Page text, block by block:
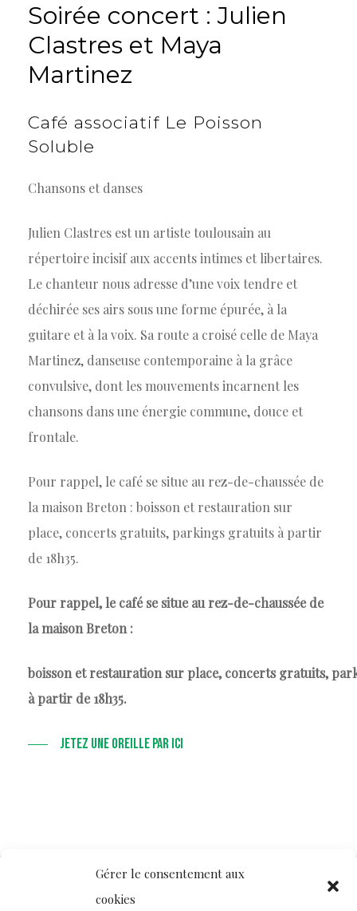
Gérer le consentement aux
cookies
Soirée concert : Julien
Clastres et Maya
Martinez
Café associatif Le Poisson
Soluble
Chansons et danses
Julien Clastres est un artiste toulousain au
répertoire incisif aux accents intimes et libertaires.
Le chanteur nous adresse d’une voix tendre et
déchirée ses airs sous une forme épurée, à la
guitare et à la voix. Sa route a croisé celle de Maya
Martinez, danseuse contemporaine à la grâce
convulsive, dont les mouvements incarnent les
chansons dans une énergie commune, douce et
frontale.
Pour rappel, le café se situe au rez-de-chaussée de
la maison Breton : boisson et restauration sur
place, concerts gratuits, parkings gratuits à partir
de 18h35.
Pour rappel, le café se situe au rez-de-chaussée de
la maison Breton :
boisson et restauration sur place, concerts gratuits,
à partir de 18h35.
JETEZ UNE OREILLE PAR ICI